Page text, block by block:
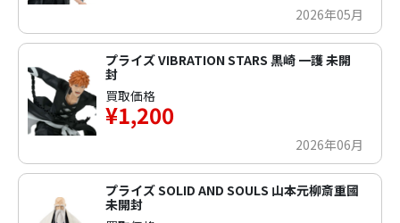
2026年05月
プライズ VIBRATION STARS 黒崎 一護 未開
封
買取価格
¥1,200
2026年06月
プライズ SOLID AND SOULS 山本元柳斎重國
未開封